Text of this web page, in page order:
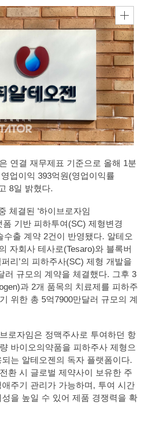
연결 재무제표 기준으로 올해 1분
업이익 393억원(영업이익률
8일 밝혔다.
체결된 '하이브로자임
기반 피하투여(SC) 제형변경
수출 계약 2건이 반영됐다. 알테오
자회사 테사로(Tesaro)와 블록버
리’의 피하주사(SC) 제형 개발을
러 규모의 계약을 체결했다. 그후 3
과 2개 품목의 치료제를 피하주
위한 총 5억7900만달러 규모의 계
로자임은 정맥주사로 투여하던 항
바이오의약품을 피하주사 제형으
는 알테오젠의 독자 플랫폼이다.
환 시 글로벌 제약사이 보유한 주
주기 관리가 가능하며, 투여 시간
을 높일 수 있어 제품 경쟁력을 확